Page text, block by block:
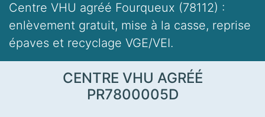
Centre VHU agréé Fourqueux (78112) :
enlèvement gratuit, mise à la casse, reprise
épaves et recyclage VGE/VEI.
CENTRE VHU AGRÉÉ
PR7800005D